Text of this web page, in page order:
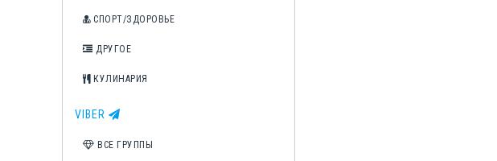
СПОРТ/ЗДОРОВЬЕ
ДРУГОЕ
КУЛИНАРИЯ
VIBER
ВСЕ ГРУППЫ